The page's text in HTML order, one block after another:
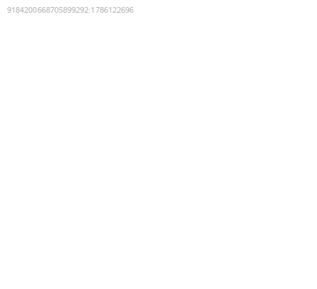
9184200668705899292:1786122696